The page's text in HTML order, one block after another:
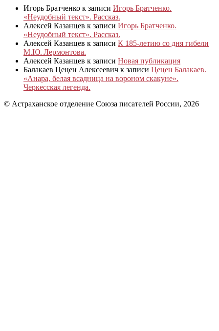
Игорь Братченко к записи Игорь Братченко.
«Неудобный текст». Рассказ.
Алексей Казанцев к записи Игорь Братченко.
«Неудобный текст». Рассказ.
Алексей Казанцев к записи К 185‑летию со дня гибели
М.Ю. Лермонтова.
Алексей Казанцев к записи Новая публикация
Балакаев Цецен Алексеевич к записи Цецен Балакаев.
«Анара, белая всадница на вороном скакуне».
Черкесская легенда.
© Астраханское отделение Союза писателей России, 2026